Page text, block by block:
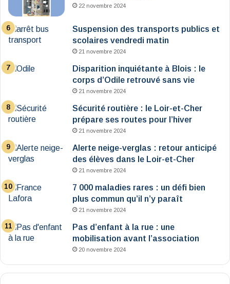
22 novembre 2024
Suspension des transports publics et
scolaires vendredi matin
21 novembre 2024
Disparition inquiétante à Blois : le
corps d’Odile retrouvé sans vie
21 novembre 2024
Sécurité routière : le Loir-et-Cher
prépare ses routes pour l’hiver
21 novembre 2024
Alerte neige-verglas : retour anticipé
des élèves dans le Loir-et-Cher
21 novembre 2024
7 000 maladies rares : un défi bien
plus commun qu’il n’y paraît
21 novembre 2024
Pas d’enfant à la rue : une
mobilisation avant l’association
20 novembre 2024